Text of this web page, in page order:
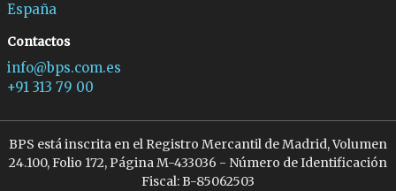
España
Contactos
info@bps.com.es
+91 313 79 00
BPS está inscrita en el Registro Mercantil de Madrid, Volumen
24.100, Folio 172, Página M-433036 - Número de Identificación
Fiscal: B-85062503